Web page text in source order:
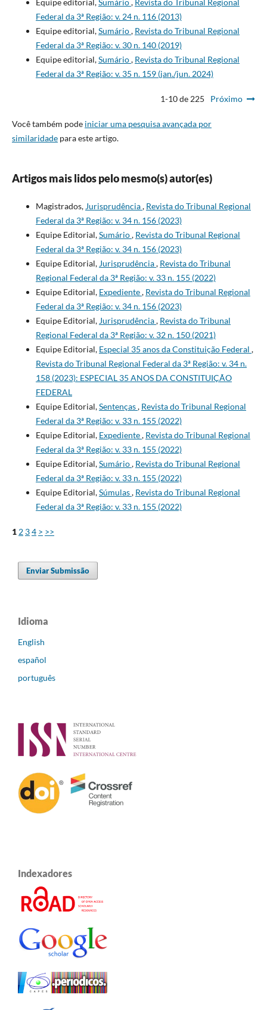
Equipe editorial,Sumário, Revista do Tribunal Regional
Federal da 3ª Região: v. 24 n. 116 (2013)
Equipe editorial,Sumário, Revista do Tribunal Regional
Federal da 3ª Região: v. 30 n. 140 (2019)
Equipe editorial,Sumário, Revista do Tribunal Regional
Federal da 3ª Região: v. 35 n. 159 (jan./jun. 2024)
1-10 de 225 Próximo
Você também pode iniciar uma pesquisa avançada por
similaridadepara este artigo.
Artigos mais lidos pelo mesmo(s) autor(es)
Magistrados, Jurisprudência, Revista do Tribunal Regional
Federal da 3ª Região: v. 34 n. 156 (2023)
Equipe Editorial,Sumário, Revista do Tribunal Regional
Federal da 3ª Região: v. 34 n. 156 (2023)
Equipe Editorial, Jurisprudência, Revista do Tribunal
Regional Federal da 3ª Região: v. 33 n. 155 (2022)
Equipe Editorial, Expediente, Revista do Tribunal Regional
Federal da 3ª Região: v. 34 n. 156 (2023)
Equipe Editorial, Jurisprudência, Revista do Tribunal
Regional Federal da 3ª Região: v. 32 n. 150 (2021)
Equipe Editorial, Especial 35 anos da Constituição Federal ,
Revista do Tribunal Regional Federal da 3ª Região: v. 34 n.
158 (2023): ESPECIAL 35 ANOS DA CONSTITUIÇÃO
FEDERAL
Equipe Editorial,Sentenças, Revista do Tribunal Regional
Federal da 3ª Região: v. 33 n. 155 (2022)
Equipe Editorial, Expediente, Revista do Tribunal Regional
Federal da 3ª Região: v. 33 n. 155 (2022)
Equipe Editorial,Sumário, Revista do Tribunal Regional
Federal da 3ª Região: v. 33 n. 155 (2022)
Equipe Editorial,Súmulas, Revista do Tribunal Regional
Federal da 3ª Região: v. 33 n. 155 (2022)
1 2 34 > >>
Enviar Submissão
Idioma
English
español
português
Indexadores